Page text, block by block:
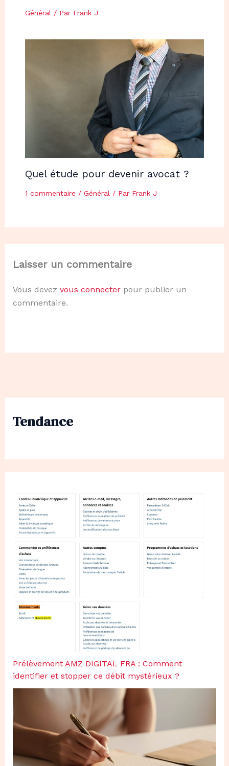
Tendance
Prélèvement AMZ DIGITAL FRA : Comment
identifier et stopper ce débit mystérieux ?
Général / Par Frank J
Quel étude pour devenir avocat ?
1 commentaire / Général / Par Frank J
Laisser un commentaire
Vous devez vous connecterpour publier un
commentaire.